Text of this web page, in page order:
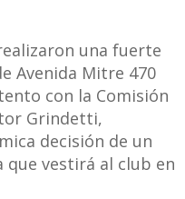
una fuerte
Avenida Mitre 470
con la Comisión
Grindetti,
decisión de un
que vestirá al club en